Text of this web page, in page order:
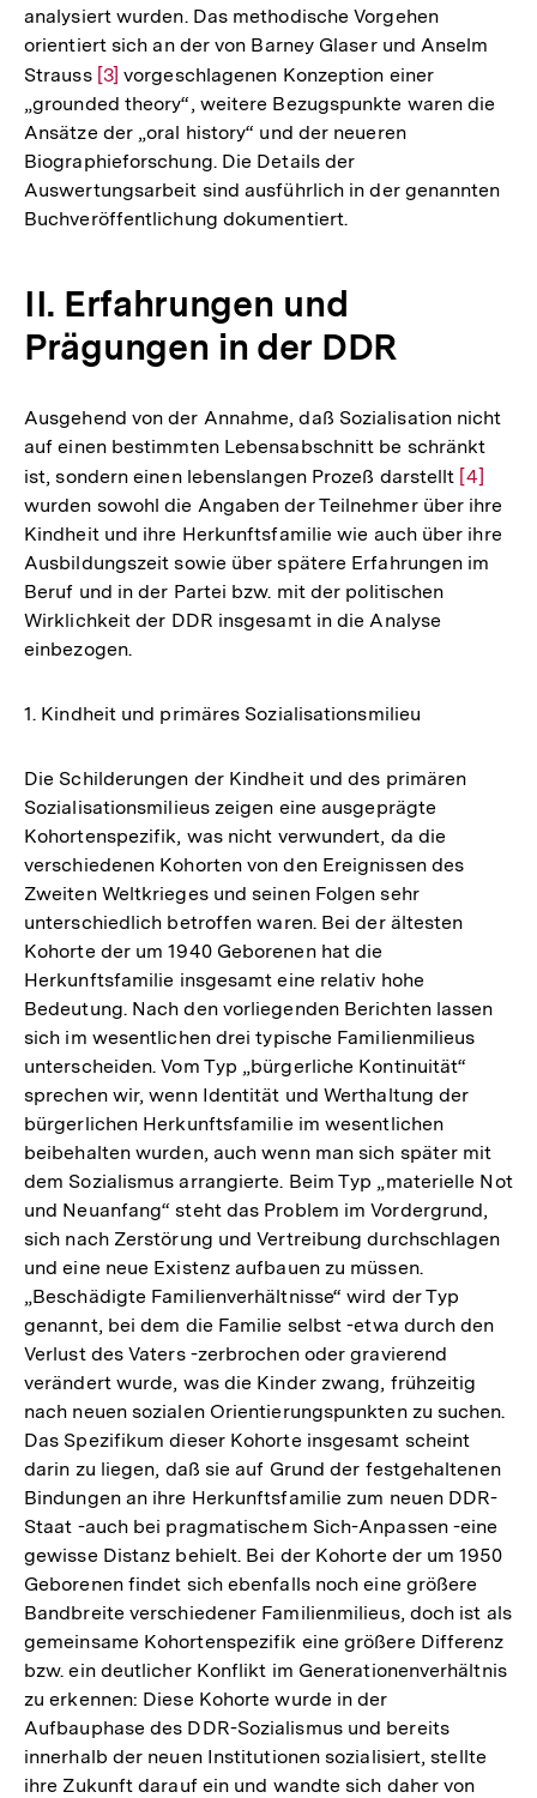
analysiert wurden. Das methodische Vorgehen
orientiert sich an der von Barney Glaser und Anselm
Strauss Zur
Auflösung
der
Fußnote
[3] vorgeschlagenen Konzeption einer
„grounded theory“, weitere Bezugspunkte waren die
Ansätze der „oral history“ und der neueren
Biographieforschung. Die Details der
Auswertungsarbeit sind ausführlich in der genannten
Buchveröffentlichung dokumentiert.
II. Erfahrungen und
Prägungen in der DDR
Ausgehend von der Annahme, daß Sozialisation nicht
auf einen bestimmten Lebensabschnitt be­ schränkt
ist, sondern einen lebenslangen Prozeß darstellt Zur
der
Fußnote
[4]
wurden sowohl die Angaben der Teilnehmer über ihre
Kindheit und ihre Herkunftsfamilie wie auch über ihre
Ausbildungszeit sowie über spätere Erfahrungen im
Beruf und in der Partei bzw. mit der politischen
Wirklichkeit der DDR insgesamt in die Analyse
einbezogen.
1. Kindheit und primäres Sozialisationsmilieu
Die Schilderungen der Kindheit und des primären
Sozialisationsmilieus zeigen eine ausgeprägte
Kohortenspezifik, was nicht verwundert, da die
verschiedenen Kohorten von den Ereignissen des
Zweiten Weltkrieges und seinen Folgen sehr
unterschiedlich betroffen waren. Bei der ältesten
Kohorte der um 1940 Geborenen hat die
Herkunftsfamilie insgesamt eine relativ hohe
Bedeutung. Nach den vorliegenden Berichten lassen
sich im wesentlichen drei typische Familienmilieus
unterscheiden. Vom Typ „bürgerliche Kontinuität“
sprechen wir, wenn Identität und Werthaltung der
bürgerlichen Herkunftsfamilie im wesentlichen
beibehalten wurden, auch wenn man sich später mit
dem Sozialismus arrangierte. Beim Typ „materielle Not
und Neuanfang“ steht das Problem im Vordergrund,
sich nach Zerstörung und Vertreibung durchschlagen
und eine neue Existenz aufbauen zu müssen.
„Beschädigte Familienverhältnisse“ wird der Typ
genannt, bei dem die Familie selbst -etwa durch den
Verlust des Vaters -zerbrochen oder gravierend
verändert wurde, was die Kinder zwang, frühzeitig
nach neuen sozialen Orientierungspunkten zu suchen.
Das Spezifikum dieser Kohorte insgesamt scheint
darin zu liegen, daß sie auf Grund der festgehaltenen
Bindungen an ihre Herkunftsfamilie zum neuen DDR-
Staat -auch bei pragmatischem Sich-Anpassen -eine
gewisse Distanz behielt. Bei der Kohorte der um 1950
Geborenen findet sich ebenfalls noch eine größere
Bandbreite verschiedener Familienmilieus, doch ist als
gemeinsame Kohortenspezifik eine größere Differenz
bzw. ein deutlicher Konflikt im Generationenverhältnis
zu erkennen: Diese Kohorte wurde in der
Aufbauphase des DDR-Sozialismus und bereits
innerhalb der neuen Institutionen sozialisiert, stellte
ihre Zukunft darauf ein und wandte sich daher von